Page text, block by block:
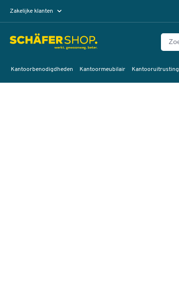
Zakelijke klanten
Kantoorbenodigdheden Kantoormeubilair Kantooruitrusting